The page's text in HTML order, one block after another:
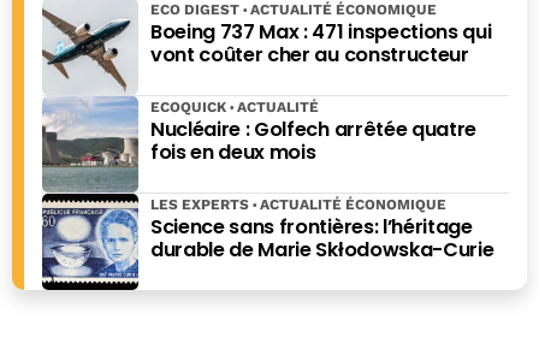
Boeing 737 Max : 471 inspections qui
vont coûter cher au constructeur
ECO DIGEST ACTUALITÉ ÉCONOMIQUE
Nucléaire : Golfech arrêtée quatre
fois en deux mois
ECOQUICK ACTUALITÉ
Science sans frontières: l’héritage
durable de Marie Skłodowska-Curie
LES EXPERTS ACTUALITÉ ÉCONOMIQUE